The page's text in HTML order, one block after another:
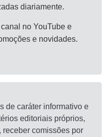
diariamente.
no YouTube e
e novidades.
de caráter informativo e
editoriais próprios,
receber comissões por